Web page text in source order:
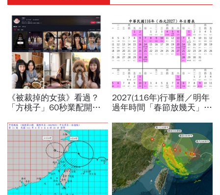
《被裁掉的女孩》看過？
「方桃子」60秒業配開價
演到比真人還真：讓網紅反
學她
2027(116年)行事曆／明年
過年時間「春節放幾天」、
天以上有9個：請假懶人包